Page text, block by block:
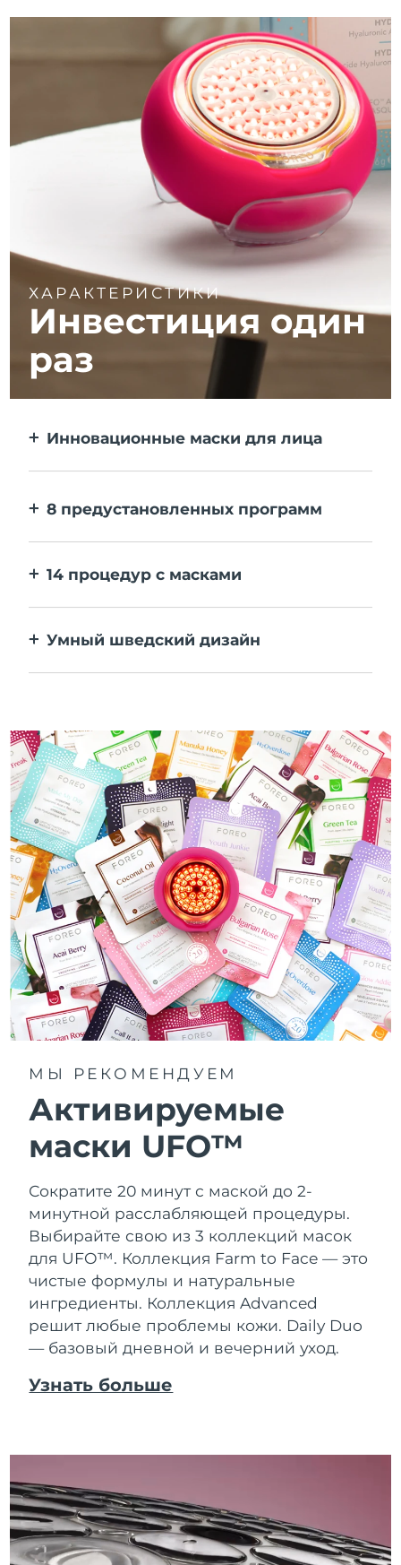
ХАРАКТЕРИСТИКИ
Инвестиция один
раз
Инновационные маски для лица
8 предустановленных программ
14 процедур с масками
Умный шведский дизайн
МЫ РЕКОМЕНДУЕМ
Активируемые
маски UFO™
Сократите 20 минут с маской до 2-
минутной расслабляющей процедуры.
Выбирайте свою из 3 коллекций масок
для UFO™. Коллекция Farm to Face — это
чистые формулы и натуральные
ингредиенты. Коллекция Advanced
решит любые проблемы кожи. Daily Duo
— базовый дневной и вечерний уход.
Узнать больше